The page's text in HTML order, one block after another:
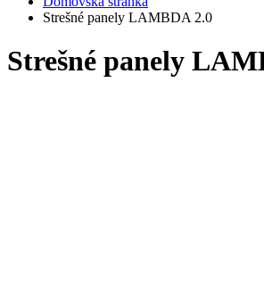
Strešné panely LAMBDA 2.0
Strešné panely